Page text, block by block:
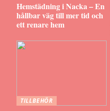
Hemstädning i Nacka – En
hållbar väg till mer tid och
ett renare hem
TILLBEHÖR